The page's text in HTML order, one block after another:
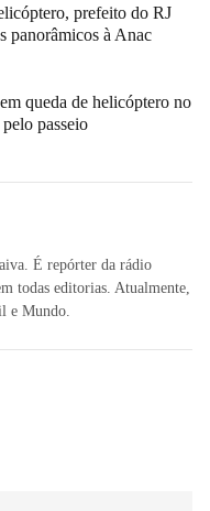
prefeito do RJ
panorâmicos à Anac
queda de helicóptero no
passeio
É repórter da rádio
todas editorias. Atualmente,
e Mundo.